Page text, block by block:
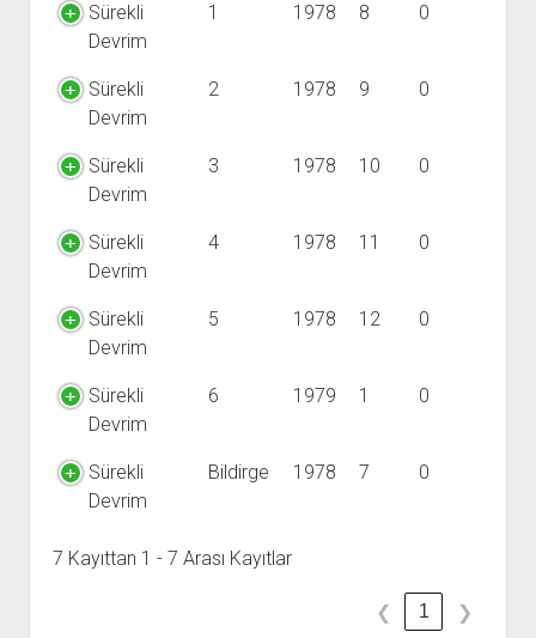
aç
YURTDIŞI KİTAPLIĞI
FİDEF KİTAPLIĞI
GDF KİTAPLIĞI
Sürekli
Devrim
1 1978 8 0
Sürekli
Devrim
2 1978 9 0
Sürekli
Devrim
3 1978 10 0
Sürekli
Devrim
4 1978 11 0
Sürekli
Devrim
5 1978 12 0
Sürekli
Devrim
6 1979 1 0
Sürekli
Devrim
Bildirge 1978 7 0
7 Kayıttan 1 - 7 Arası Kayıtlar
❮ 1 ❯